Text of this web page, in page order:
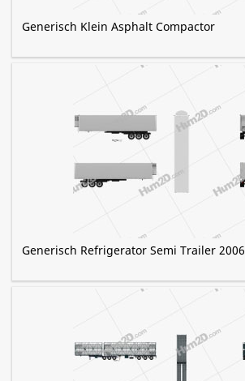
Generisch Klein Asphalt Compactor
Generisch Refrigerator Semi Trailer 2006